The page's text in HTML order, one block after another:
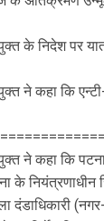
के निदेश पर
ने कहा कि एन्टी-
ने कहा कि
के
दंडाधिकारी